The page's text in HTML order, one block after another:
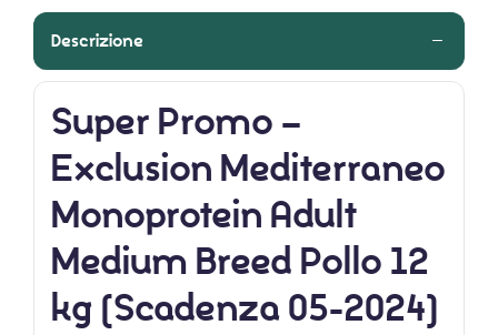
Descrizione
Super Promo –
Exclusion Mediterraneo
Monoprotein Adult
Medium Breed Pollo 12
kg (Scadenza 05-2024)